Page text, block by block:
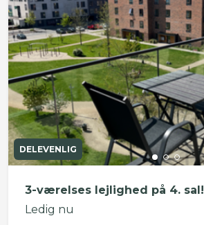
DELEVENLIG
3-værelses lejlighed på 4. sal!
Ledig nu